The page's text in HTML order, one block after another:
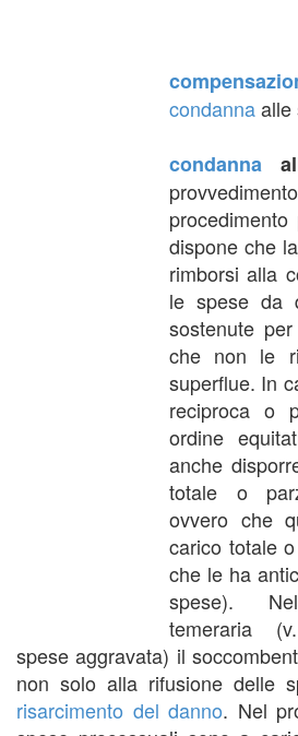
condannaalle
condanna
dispone che
rimborsi alla
le spese da
sostenute
che non le
superflue. In
reciproca o
ordine
anche
totale o
ovvero che
carico totale
che le ha
spese).
temeraria
spese aggravata) il
non solo alla rifusione delle
risarcimento del danno. Nel